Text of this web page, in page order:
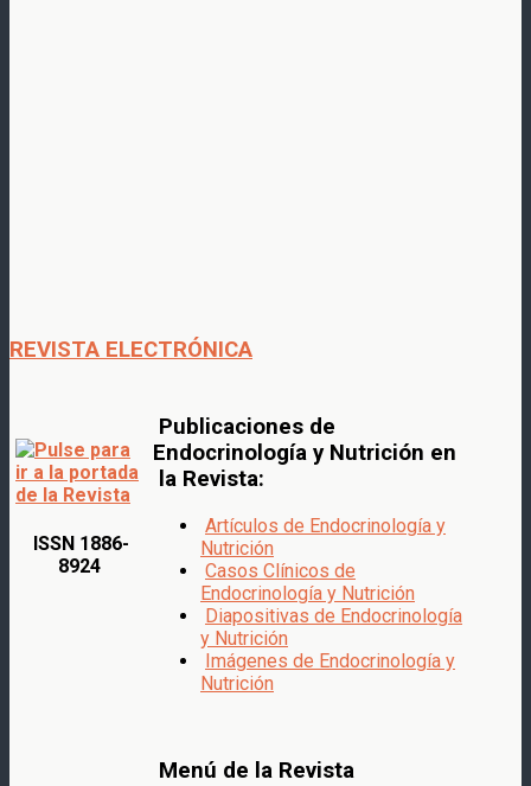
REVISTA ELECTRÓNICA
ISSN 1886-
8924
Publicaciones de
Endocrinología y Nutrición en
la Revista:
Artículos de Endocrinología y
Nutrición
Casos Clínicos de
Endocrinología y Nutrición
Diapositivas de Endocrinología
y Nutrición
Imágenes de Endocrinología y
Nutrición
Menú de la Revista